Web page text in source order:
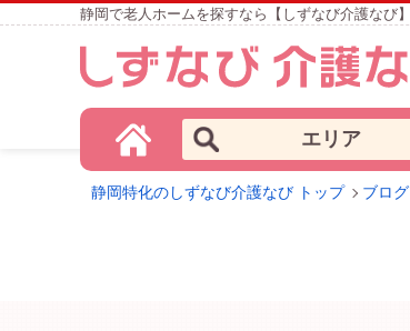
静岡で老人ホームを探すなら【しずなび介護なび】
エリア
静岡特化のしずなび介護なび トップ ブログ